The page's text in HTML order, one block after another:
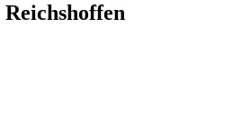
Reichshoffen